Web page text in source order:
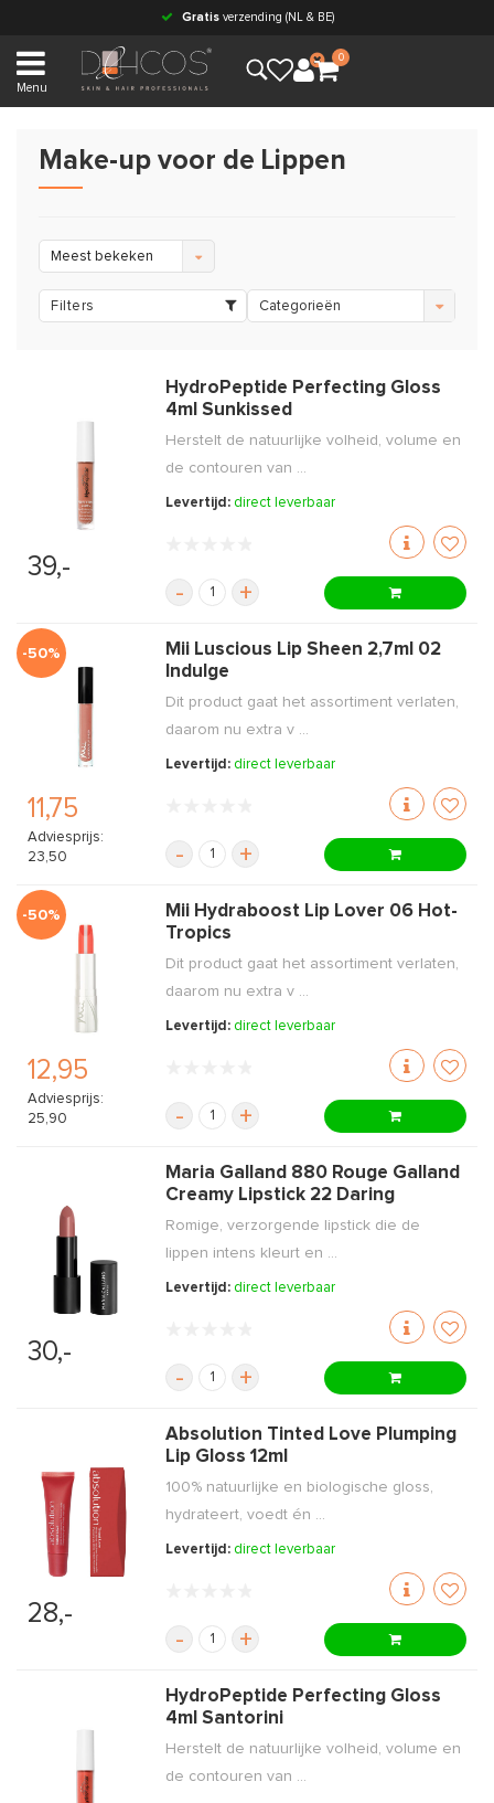
Gratisverzending (NL & BE)
Menu
0
Make-up voor de Lippen
Meest bekeken
Filters Categorieën
39,-
HydroPeptide Perfecting Gloss
4ml Sunkissed
Herstelt de natuurlijke volheid, volume en
de contouren van ...
Levertijd: direct leverbaar
- +
-50%
11,75
Adviesprijs:
23,50
Mii Luscious Lip Sheen 2,7ml 02
Indulge
Dit product gaat het assortiment verlaten,
daarom nu extra v ...
Levertijd: direct leverbaar
- +
-50%
12,95
Adviesprijs:
25,90
Mii Hydraboost Lip Lover 06 Hot-
Tropics
Dit product gaat het assortiment verlaten,
daarom nu extra v ...
Levertijd: direct leverbaar
- +
30,-
Maria Galland 880 Rouge Galland
Creamy Lipstick 22 Daring
Romige, verzorgende lipstick die de
lippen intens kleurt en ...
Levertijd: direct leverbaar
- +
28,-
Absolution Tinted Love Plumping
Lip Gloss 12ml
100% natuurlijke en biologische gloss,
hydrateert, voedt én ...
Levertijd: direct leverbaar
- +
HydroPeptide Perfecting Gloss
4ml Santorini
Herstelt de natuurlijke volheid, volume en
de contouren van ...